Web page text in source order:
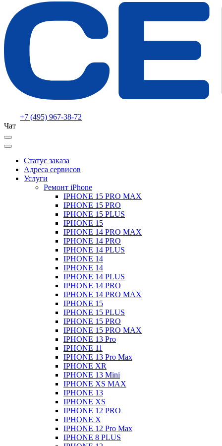
+7 (495) 967-38-72
Чат
Статус заказа
Адреса сервисов
Услуги
Ремонт iPhone
IPHONE 15 PRO MAX
IPHONE 15 PRO
IPHONE 15 PLUS
IPHONE 15
IPHONE 14 PRO MAX
IPHONE 14 PRO
IPHONE 14 PLUS
IPHONE 14
IPHONE 14
IPHONE 14 PLUS
IPHONE 14 PRO
IPHONE 14 PRO MAX
IPHONE 15
IPHONE 15 PLUS
IPHONE 15 PRO
IPHONE 15 PRO MAX
IPHONE 13 Pro
IPHONE 11
IPHONE 13 Pro Max
IPHONE XR
IPHONE 13 Mini
IPHONE XS MAX
IPHONE 13
IPHONE XS
IPHONE 12 PRO
IPHONE X
IPHONE 12 Pro Max
IPHONE 8 PLUS